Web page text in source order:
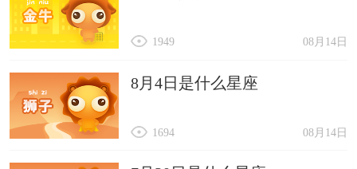
08月14日
1949
8月4日是什么星座
08月14日
1694